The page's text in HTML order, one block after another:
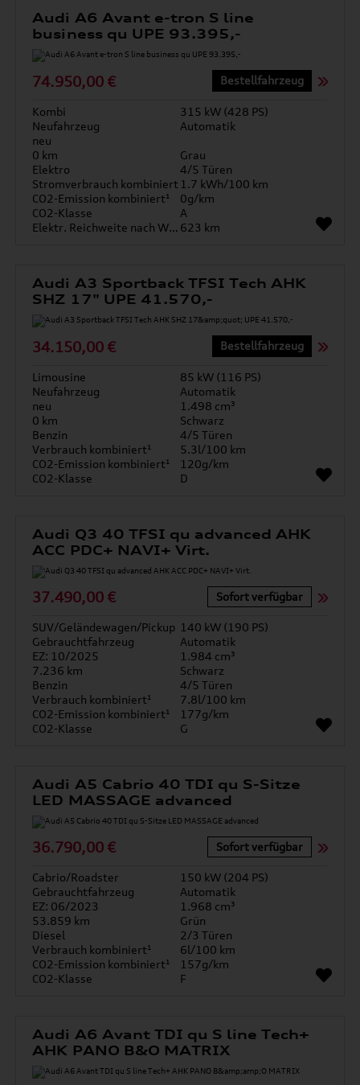
Audi A6 Avant e-tron S line
business qu UPE 93.395,-
74.950,00 € Bestellfahrzeug
Kombi
315 kW (428 PS)
Neufahrzeug
Automatik
neu
0 km
Grau
Elektro
4/5 Türen
Stromverbrauch kombiniert 1.7 kWh/100 km
CO2-Emission kombiniert¹
0g/km
CO2-Klasse
A
Elektr. Reichweite nach WLTP* 623 km
Audi A3 Sportback TFSI Tech AHK
SHZ 17" UPE 41.570,-
34.150,00 € Bestellfahrzeug
Limousine
85 kW (116 PS)
Neufahrzeug
Automatik
neu
1.498 cm³
0 km
Schwarz
Benzin
4/5 Türen
Verbrauch kombiniert¹
5.3l/100 km
CO2-Emission kombiniert¹
120g/km
CO2-Klasse
D
Audi Q3 40 TFSI qu advanced AHK
ACC PDC+ NAVI+ Virt.
37.490,00 € Sofort verfügbar
SUV/Geländewagen/Pickup 140 kW (190 PS)
Gebrauchtfahrzeug
Automatik
EZ: 10/2025
1.984 cm³
7.236 km
Schwarz
Benzin
4/5 Türen
Verbrauch kombiniert¹
7.8l/100 km
CO2-Emission kombiniert¹
177g/km
CO2-Klasse
G
Audi A5 Cabrio 40 TDI qu S-Sitze
LED MASSAGE advanced
36.790,00 € Sofort verfügbar
Cabrio/Roadster
150 kW (204 PS)
Gebrauchtfahrzeug
Automatik
EZ: 06/2023
1.968 cm³
53.859 km
Grün
Diesel
2/3 Türen
Verbrauch kombiniert¹
6l/100 km
CO2-Emission kombiniert¹
157g/km
CO2-Klasse
F
Audi A6 Avant TDI qu S line Tech+
AHK PANO B&O MATRIX